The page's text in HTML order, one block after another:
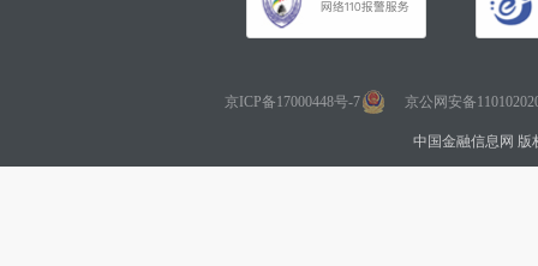
京ICP备17000448号-7 京公网安备
中国金融信息网 版